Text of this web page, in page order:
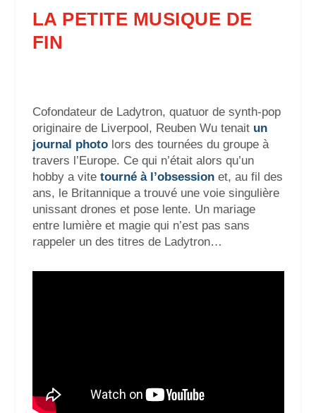
LA PETITE MUSIQUE DE
FIN
Cofondateur de Ladytron, quatuor de synth-pop
originaire de Liverpool, Reuben Wu tenait un
journal photolors des tournées du groupe à
travers l’Europe. Ce qui n’était alors qu’un
hobby a vite tourné à l’obsessionet, au fil des
ans, le Britannique a trouvé une voie singulière
unissant drones et pose lente. Un mariage
entre lumière et magie qui n’est pas sans
rappeler un des titres de Ladytron…